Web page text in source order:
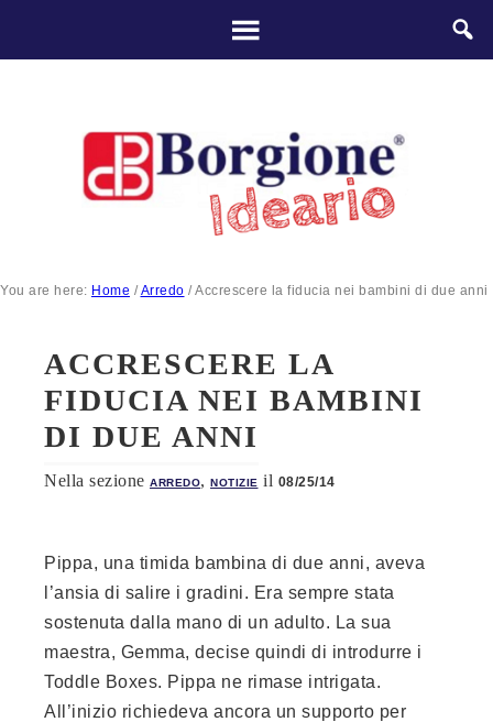
You are here: Home / Arredo /Accrescere la fiducia nei bambini di due anni
ACCRESCERE LA
FIDUCIA NEI BAMBINI
DI DUE ANNI
Nella sezione ARREDO, NOTIZIE il 08/25/14
Pippa, una timida bambina di due anni, aveva
l’ansia di salire i gradini. Era sempre stata
sostenuta dalla mano di un adulto. La sua
maestra, Gemma, decise quindi di introdurre i
Toddle Boxes. Pippa ne rimase intrigata.
All’inizio richiedeva ancora un supporto per